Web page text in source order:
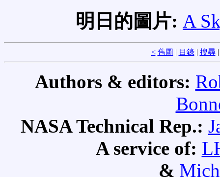
明日的圖片: A
< 舊圖 | 目錄| 搜尋
Authors & editors:
NASA Technical Rep.:
A service of:
&